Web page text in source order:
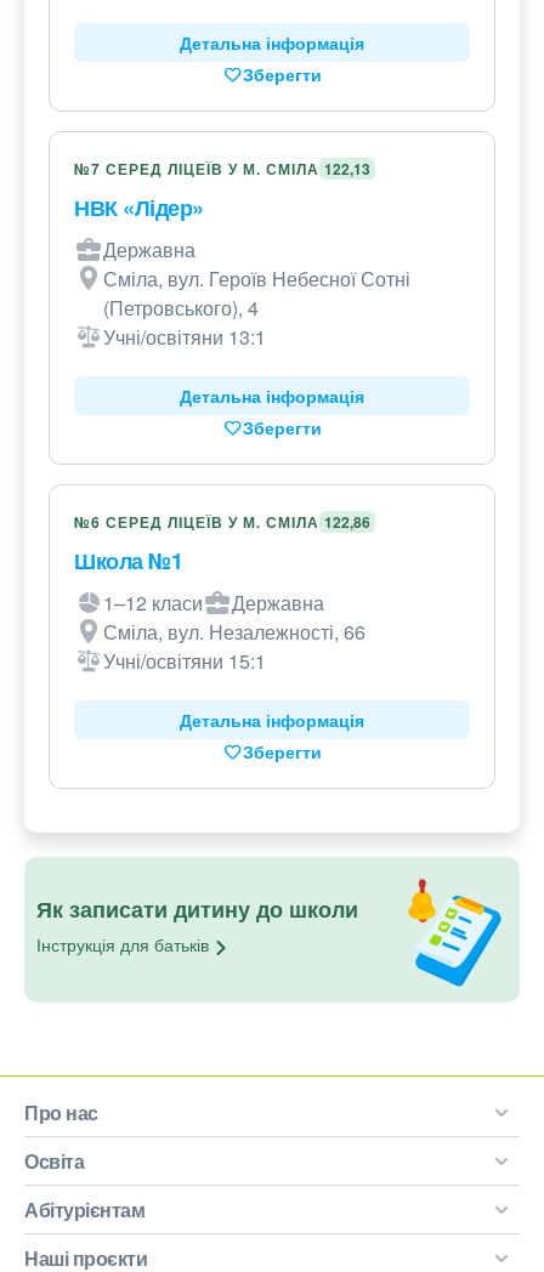
Детальна інформація
Зберегти
№7 СЕРЕД ЛІЦЕЇВ У М. СМІЛА 122,13
НВК «Лідер»
Державна
Сміла, вул. Героїв Небесної Сотні
(Петровського), 4
Учні/освітяни 13:1
Детальна інформація
Зберегти
№6 СЕРЕД ЛІЦЕЇВ У М. СМІЛА 122,86
Школа №1
1–12 класи
Державна
Сміла, вул. Незалежності, 66
Учні/освітяни 15:1
Детальна інформація
Зберегти
Як записати дитину до школи
Інструкція для батьків
Про нас
Освіта
Абітурієнтам
Наші проєкти